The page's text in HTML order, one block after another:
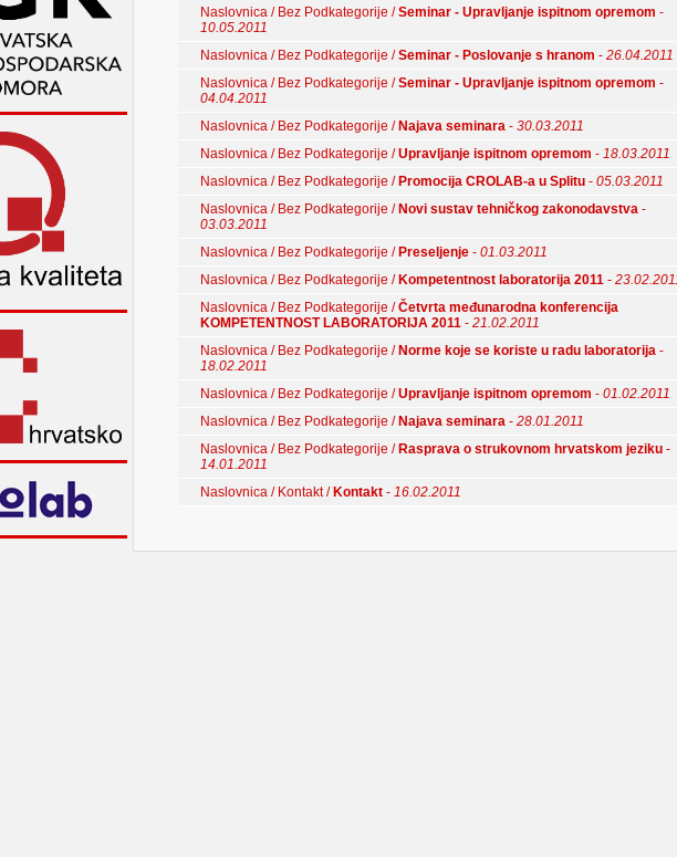
Naslovnica / Bez Podkategorije /Seminar - Upravljanje ispitnom opremom -
10.05.2011
Naslovnica / Bez Podkategorije /Seminar - Poslovanje s hranom - 26.04.2011
Naslovnica / Bez Podkategorije /Seminar - Upravljanje ispitnom opremom -
04.04.2011
Naslovnica / Bez Podkategorije / Najava seminara - 30.03.2011
Naslovnica / Bez Podkategorije /Upravljanje ispitnom opremom - 18.03.2011
Naslovnica / Bez Podkategorije / Promocija CROLAB-a u Splitu - 05.03.2011
Naslovnica / Bez Podkategorije / Novi sustav tehničkog zakonodavstva -
03.03.2011
Naslovnica / Bez Podkategorije / Preseljenje - 01.03.2011
Naslovnica / Bez Podkategorije / Kompetentnost laboratorija 2011 -
Naslovnica / Bez Podkategorije /Četvrta međunarodna konferencija
KOMPETENTNOST LABORATORIJA 2011 - 21.02.2011
Naslovnica / Bez Podkategorije / Norme koje se koriste u radu laboratorija -
18.02.2011
Naslovnica / Bez Podkategorije /Upravljanje ispitnom opremom - 01.02.2011
Naslovnica / Bez Podkategorije / Najava seminara - 28.01.2011
Naslovnica / Bez Podkategorije / Rasprava o strukovnom hrvatskom jeziku -
14.01.2011
Naslovnica / Kontakt / Kontakt - 16.02.2011